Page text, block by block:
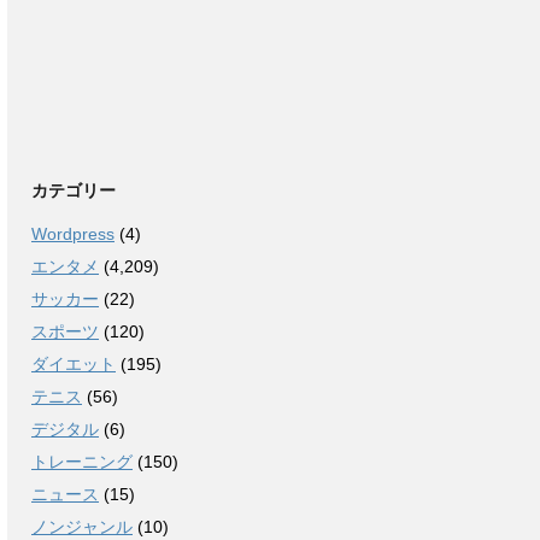
カテゴリー
Wordpress (4)
エンタメ (4,209)
サッカー (22)
スポーツ (120)
ダイエット (195)
テニス (56)
デジタル (6)
トレーニング (150)
ニュース (15)
ノンジャンル (10)